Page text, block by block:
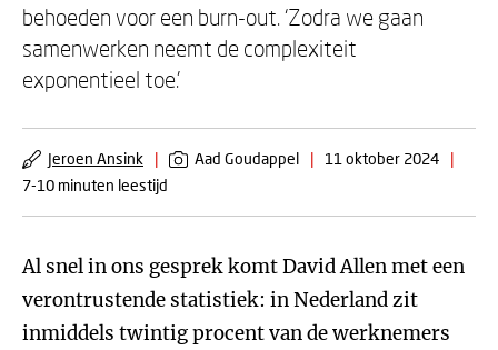
behoeden voor een burn-out. ‘Zodra we gaan
samenwerken neemt de complexiteit
exponentieel toe.’
Jeroen Ansink | Aad Goudappel | 11 oktober 2024
|
7-10 minuten leestijd
Al snel in ons gesprek komt David Allen met een
verontrustende statistiek: in Nederland zit
inmiddels twintig procent van de werknemers